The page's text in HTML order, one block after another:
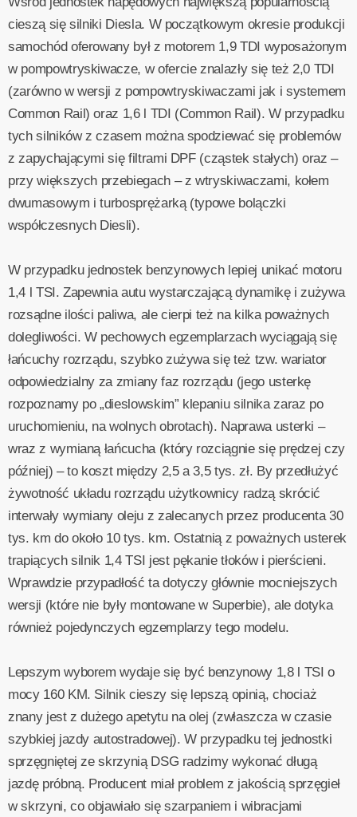
cieszą się silniki Diesla. W początkowym okresie produkcji
samochód oferowany był z motorem 1,9 TDI wyposażonym
w pompowtryskiwacze, w ofercie znalazły się też 2,0 TDI
(zarówno w wersji z pompowtryskiwaczami jak i systemem
Common Rail) oraz 1,6 l TDI (Common Rail). W przypadku
tych silników z czasem można spodziewać się problemów
z zapychającymi się filtrami DPF (cząstek stałych) oraz –
przy większych przebiegach – z wtryskiwaczami, kołem
dwumasowym i turbosprężarką (typowe bolączki
współczesnych Diesli).
W przypadku jednostek benzynowych lepiej unikać motoru
1,4 l TSI. Zapewnia autu wystarczającą dynamikę i zużywa
rozsądne ilości paliwa, ale cierpi też na kilka poważnych
dolegliwości. W pechowych egzemplarzach wyciągają się
łańcuchy rozrządu, szybko zużywa się też tzw. wariator
odpowiedzialny za zmiany faz rozrządu (jego usterkę
rozpoznamy po „dieslowskim” klepaniu silnika zaraz po
uruchomieniu, na wolnych obrotach). Naprawa usterki –
wraz z wymianą łańcucha (który rozciągnie się prędzej czy
później) – to koszt między 2,5 a 3,5 tys. zł. By przedłużyć
żywotność układu rozrządu użytkownicy radzą skrócić
interwały wymiany oleju z zalecanych przez producenta 30
tys. km do około 10 tys. km. Ostatnią z poważnych usterek
trapiących silnik 1,4 TSI jest pękanie tłoków i pierścieni.
Wprawdzie przypadłość ta dotyczy głównie mocniejszych
wersji (które nie były montowane w Superbie), ale dotyka
również pojedynczych egzemplarzy tego modelu.
Lepszym wyborem wydaje się być benzynowy 1,8 l TSI o
mocy 160 KM. Silnik cieszy się lepszą opinią, chociaż
znany jest z dużego apetytu na olej (zwłaszcza w czasie
szybkiej jazdy autostradowej). W przypadku tej jednostki
sprzęgniętej ze skrzynią DSG radzimy wykonać długą
jazdę próbną. Producent miał problem z jakością sprzęgieł
w skrzyni, co objawiało się szarpaniem i wibracjami